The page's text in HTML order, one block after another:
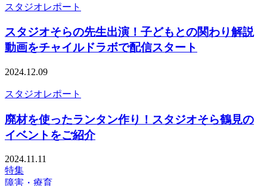
スタジオレポート
スタジオそらの先生出演！子どもとの関わり解説
動画をチャイルドラボで配信スタート
2024.12.09
スタジオレポート
廃材を使ったランタン作り！スタジオそら鶴見の
イベントをご紹介
2024.11.11
特集
障害・療育